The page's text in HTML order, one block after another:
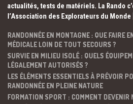
actualités, tests de matériels. La Rando
l’Association des Explorateurs du Monde
RANDONNÉE EN MONTAGNE : QUE FAIRE
MÉDICALE LOIN DE TOUT SECOURS ?
SURVIE EN MILIEU ISOLÉ : QUELS
LÉGALEMENT AUTORISÉS ?
LES ÉLÉMENTS ESSENTIELS À PRÉVOIR
RANDONNÉE EN PLEINE NATURE
FORMATION SPORT : COMMENT DEVENIR